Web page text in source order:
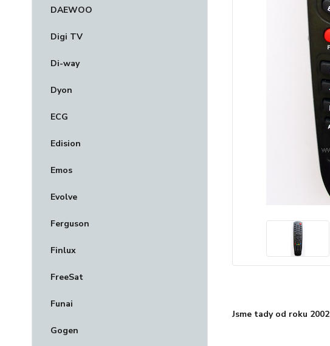
DAEWOO
Digi TV
Di-way
Dyon
ECG
Edision
Emos
Evolve
Ferguson
Finlux
FreeSat
Funai
Gogen
Jsme tady od roku 2002